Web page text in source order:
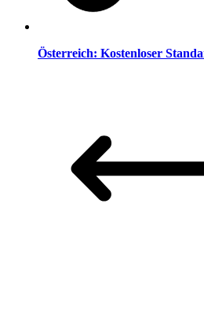
Österreich: Kostenloser